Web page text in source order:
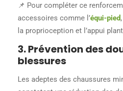
📌 Pour compléter ce
accessoires comme l’équi-pied
la proprioception et l’appui
3. Prévention des
blessures
Les adeptes des chaussures